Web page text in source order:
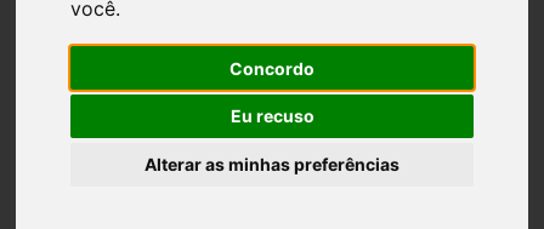
você.
Concordo
Eu recuso
Alterar as minhas preferências